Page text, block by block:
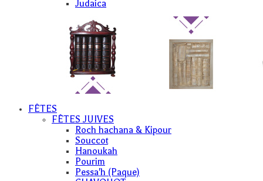
Judaica
FÊTES
FÊTES JUIVES
Roch hachana & Kipour
Souccot
Hanoukah
Pourim
Pessa'h (Paque)